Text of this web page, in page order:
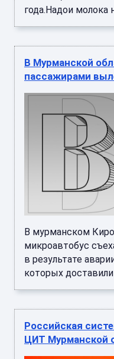
года.Надои молока
В Мурманской
пассажирами
В мурманском
микроавтобус
в результате
которых доставили
Российская
ЦИТ Мурманской